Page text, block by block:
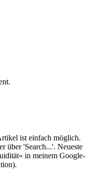
ist einfach möglich.
über 'Search...'. Neueste
in meinem Google-